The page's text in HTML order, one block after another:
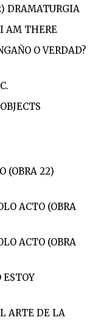
DRAMATURGIA
I AM THERE
O VERDAD?
(OBRA 22)
ACTO (OBRA
ACTO (OBRA
ESTOY
ARTE DE LA